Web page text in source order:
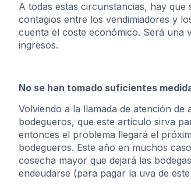
A todas estas circunstancias, hay
contagios entre los vendimiadores y
cuenta el coste económico. Será una
ingresos.
No se han tomado suficientes
Volviendo a la llamada de atención
bodegueros, que este artículo sirva
entonces el problema llegará el
bodegueros. Este año en muchos
cosecha mayor que dejará las
endeudarse (para pagar la uva de